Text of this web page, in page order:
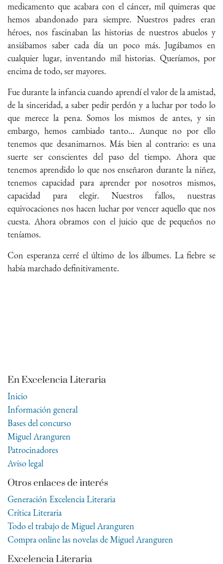
medicamento que acabara con el cáncer, mil quimeras que
hemos abandonado para siempre. Nuestros padres eran
héroes, nos fascinaban las historias de nuestros abuelos y
ansiábamos saber cada día un poco más. Jugábamos en
cualquier lugar, inventando mil historias. Queríamos, por
encima de todo, ser mayores.
Fue durante la infancia cuando aprendí el valor de la amistad,
de la sinceridad, a saber pedir perdón y a luchar por todo lo
que merece la pena. Somos los mismos de antes, y sin
embargo, hemos cambiado tanto… Aunque no por ello
tenemos que desanimarnos. Más bien al contrario: es una
suerte ser conscientes del paso del tiempo. Ahora que
tenemos aprendido lo que nos enseñaron durante la niñez,
tenemos capacidad para aprender por nosotros mismos,
capacidad para elegir. Nuestros fallos, nuestras
equivocaciones nos hacen luchar por vencer aquello que nos
cuesta. Ahora obramos con el juicio que de pequeños no
teníamos.
Con esperanza cerré el último de los álbumes. La fiebre se
había marchado definitivamente.
En Excelencia Literaria
Inicio
Información general
Bases del concurso
Miguel Aranguren
Patrocinadores
Aviso legal
Otros enlaces de interés
Generación Excelencia Literaria
Crítica Literaria
Todo el trabajo de Miguel Aranguren
Compra online las novelas de Miguel Aranguren
Excelencia Literaria